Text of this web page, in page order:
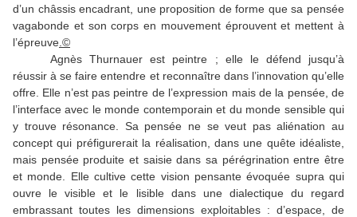
d’un châssis encadrant, une proposition de forme que sa pensée
vagabonde et son corps en mouvement éprouvent et mettent à
l’épreuve .©
Agnès Thurnauer est peintre ; elle le défend jusqu’à
réussir à se faire entendre et reconnaître dans l’innovation qu’elle
offre. Elle n’est pas peintre de l’expression mais de la pensée, de
l’interface avec le monde contemporain et du monde sensible qui
y trouve résonance. Sa pensée ne se veut pas aliénation au
concept qui préfigurerait la réalisation, dans une quête idéaliste,
mais pensée produite et saisie dans sa pérégrination entre être
et monde. Elle cultive cette vision pensante évoquée supra qui
ouvre le visible et le lisible dans une dialectique du regard
embrassant toutes les dimensions exploitables : d’espace, de